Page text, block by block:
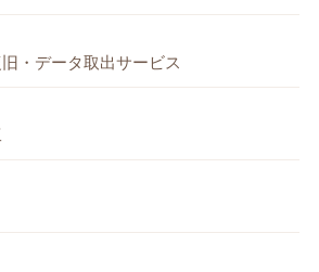
・データ取出サービス